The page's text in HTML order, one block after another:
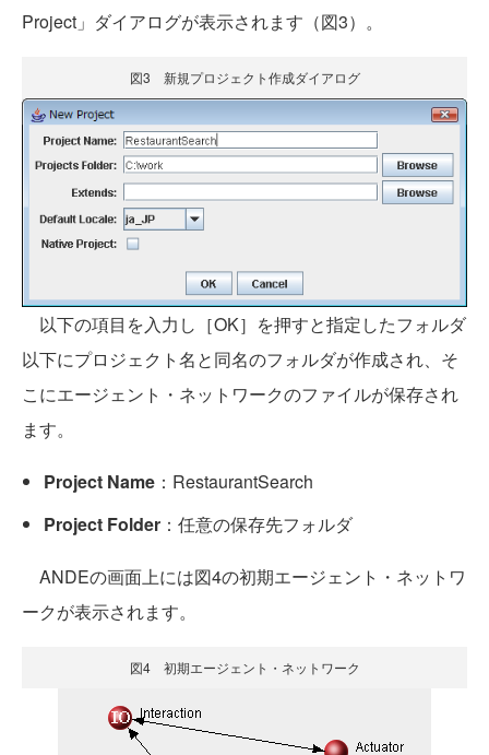
Project」ダイアログが表示されます（図3）。
図3 新規プロジェクト作成ダイアログ
以下の項目を入力し［OK］を押すと指定したフォルダ
以下にプロジェクト名と同名のフォルダが作成され、そ
こにエージェント・ネットワークのファイルが保存され
ます。
Project Name ：RestaurantSearch
Project Folder ：任意の保存先フォルダ
ANDEの画面上には図4の初期エージェント・ネットワ
ークが表示されます。
図4 初期エージェント・ネットワーク